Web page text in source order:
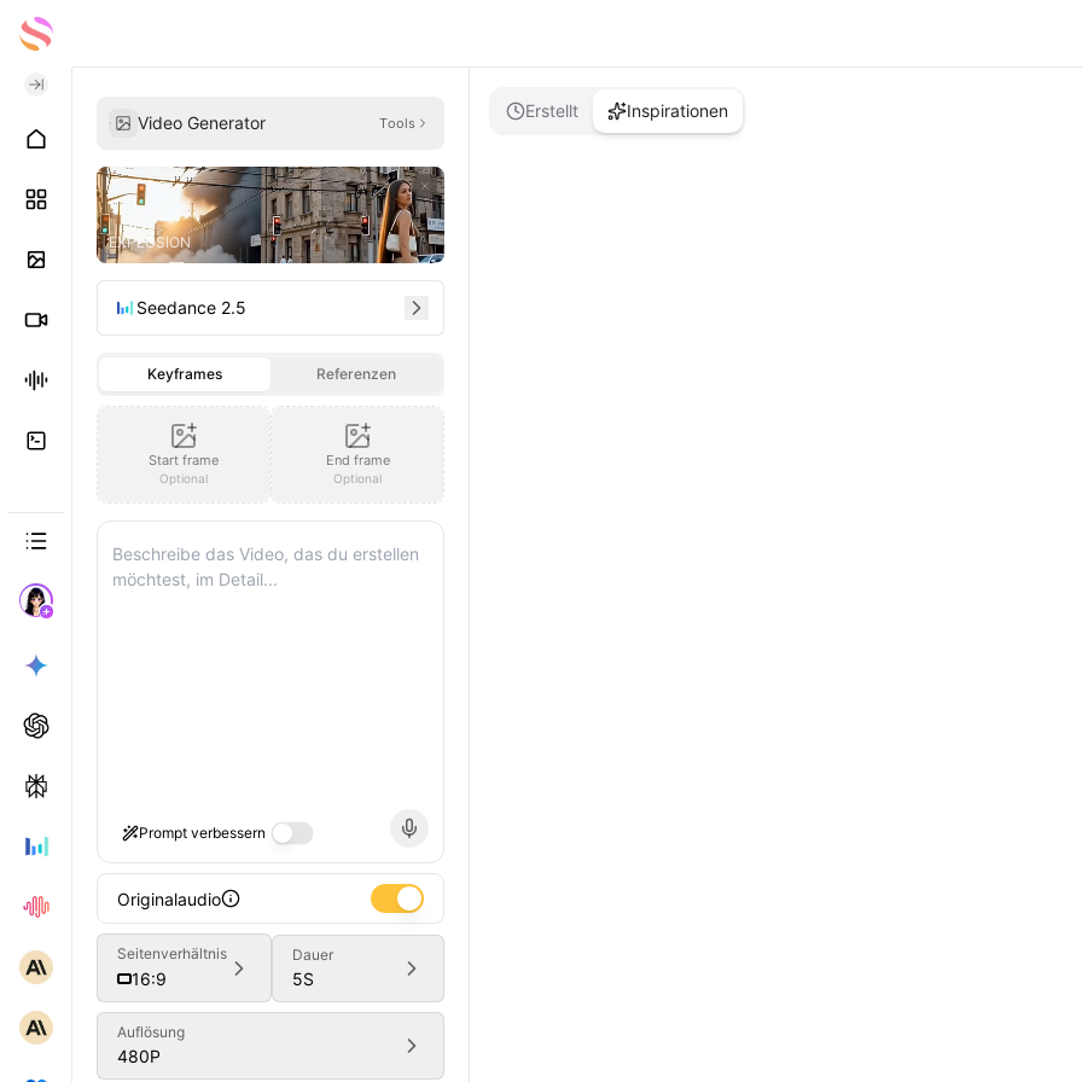
Video Generator Tools
EXPLOSION
Seedance 2.5
Keyframes Referenzen
Start frame
Optional
End frame
Optional
Prompt verbessern
Originalaudio
Seitenverhältnis
16:9
Dauer
5S
Auflösung
480P
Erstellt Inspirationen